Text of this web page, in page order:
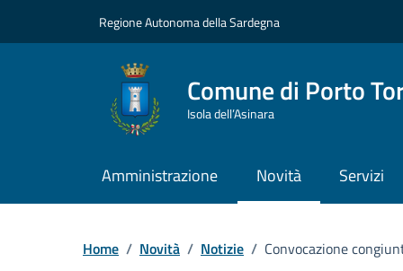
Regione Autonoma della Sardegna
Comune di Porto
Isola dell’Asinara
Amministrazione Novità Servizi
Home / Novità / Notizie / Convocazione